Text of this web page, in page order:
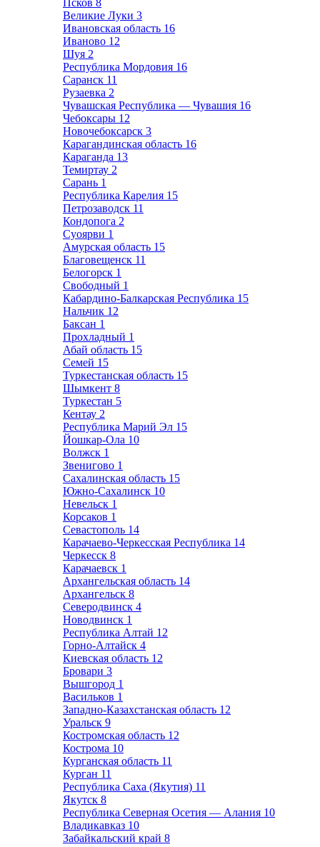
Псков 8
Великие Луки 3
Ивановская область 16
Иваново 12
Шуя 2
Республика Мордовия 16
Саранск 11
Рузаевка 2
Чувашская Республика — Чувашия 16
Чебоксары 12
Новочебоксарск 3
Карагандинская область 16
Караганда 13
Темиртау 2
Сарань 1
Республика Карелия 15
Петрозаводск 11
Кондопога 2
Суоярви 1
Амурская область 15
Благовещенск 11
Белогорск 1
Свободный 1
Кабардино-Балкарская Республика 15
Нальчик 12
Баксан 1
Прохладный 1
Абай область 15
Семей 15
Туркестанская область 15
Шымкент 8
Туркестан 5
Кентау 2
Республика Марий Эл 15
Йошкар-Ола 10
Волжск 1
Звенигово 1
Сахалинская область 15
Южно-Сахалинск 10
Невельск 1
Корсаков 1
Севастополь 14
Карачаево-Черкесская Республика 14
Черкесск 8
Карачаевск 1
Архангельская область 14
Архангельск 8
Северодвинск 4
Новодвинск 1
Республика Алтай 12
Горно-Алтайск 4
Киевская область 12
Бровари 3
Вышгород 1
Васильков 1
Западно-Казахстанская область 12
Уральск 9
Костромская область 12
Кострома 10
Курганская область 11
Курган 11
Республика Саха (Якутия) 11
Якутск 8
Республика Северная Осетия — Алания 10
Владикавказ 10
Забайкальский край 8